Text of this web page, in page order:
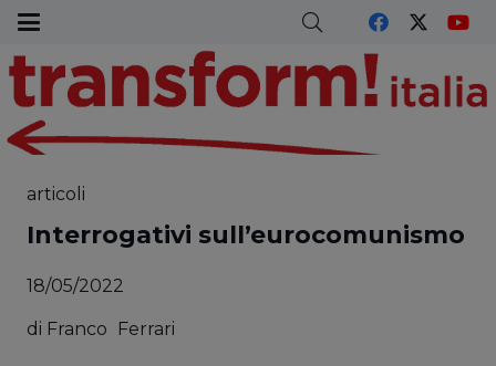
articoli
Interrogativi sull’eurocomunismo
18/05/2022
di Franco Ferrari